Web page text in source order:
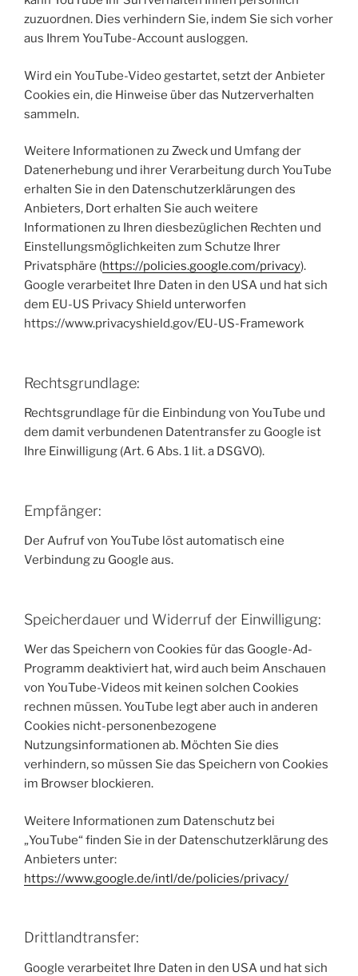
zuzuordnen. Dies verhindern Sie, indem Sie sich vorher
aus Ihrem YouTube-Account ausloggen.
Wird ein YouTube-Video gestartet, setzt der Anbieter
Cookies ein, die Hinweise über das Nutzerverhalten
sammeln.
Weitere Informationen zu Zweck und Umfang der
Datenerhebung und ihrer Verarbeitung durch YouTube
erhalten Sie in den Datenschutzerklärungen des
Anbieters, Dort erhalten Sie auch weitere
Informationen zu Ihren diesbezüglichen Rechten und
Einstellungsmöglichkeiten zum Schutze Ihrer
Privatsphäre (https://policies.google.com/privacy).
Google verarbeitet Ihre Daten in den USA und hat sich
dem EU-US Privacy Shield unterworfen
https://www.privacyshield.gov/EU-US-Framework
Rechtsgrundlage:
Rechtsgrundlage für die Einbindung von YouTube und
dem damit verbundenen Datentransfer zu Google ist
Ihre Einwilligung (Art. 6 Abs. 1 lit. a DSGVO).
Empfänger:
Der Aufruf von YouTube löst automatisch eine
Verbindung zu Google aus.
Speicherdauer und Widerruf der Einwilligung:
Wer das Speichern von Cookies für das Google-Ad-
Programm deaktiviert hat, wird auch beim Anschauen
von YouTube-Videos mit keinen solchen Cookies
rechnen müssen. YouTube legt aber auch in anderen
Cookies nicht-personenbezogene
Nutzungsinformationen ab. Möchten Sie dies
verhindern, so müssen Sie das Speichern von Cookies
im Browser blockieren.
Weitere Informationen zum Datenschutz bei
„YouTube“ finden Sie in der Datenschutzerklärung des
Anbieters unter:
https://www.google.de/intl/de/policies/privacy/
Drittlandtransfer:
Google verarbeitet Ihre Daten in den USA und hat sich